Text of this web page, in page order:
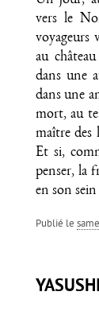
vers le
au
dans une
dans une
mort, au
maître des
Et si,
penser, la
en son sein
Publié le